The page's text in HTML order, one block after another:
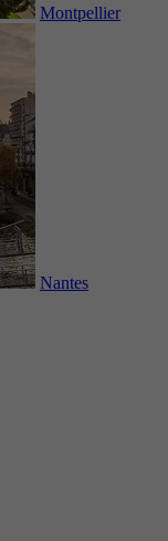
Montpellier
Nantes